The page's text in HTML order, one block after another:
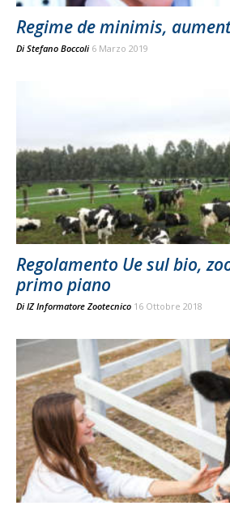
Regime de minimis,
Di Stefano Boccoli 6 Marzo 2019
Regolamento Ue sul bio,
primo piano
Di IZ Informatore Zootecnico 16 Ottobre 2018